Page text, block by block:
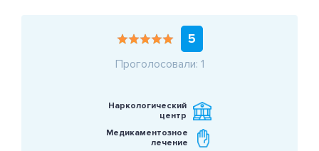
5
Проголосовали: 1
Наркологический
центр
Медикаментозное
лечение